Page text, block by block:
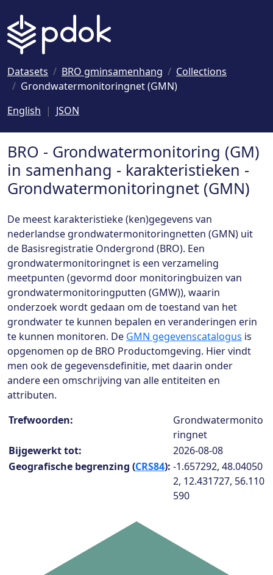
Datasets BRO gminsamenhang
Collections
Grondwatermonitoringnet (GMN)
English
JSON
BRO - Grondwatermonitoring (GM)
in samenhang - karakteristieken -
Grondwatermonitoringnet (GMN)
De meest karakteristieke (ken)gegevens van
nederlandse grondwatermonitoringnetten (GMN) uit
de Basisregistratie Ondergrond (BRO). Een
grondwatermonitoringnet is een verzameling
meetpunten (gevormd door monitoringbuizen van
grondwatermonitoringputten (GMW)), waarin
onderzoek wordt gedaan om de toestand van het
grondwater te kunnen bepalen en veranderingen erin
te kunnen monitoren. De GMN gegevenscatalogus is
opgenomen op de BRO Productomgeving. Hier vindt
men ook de gegevensdefinitie, met daarin onder
andere een omschrijving van alle entiteiten en
attributen.
Collection details
Trefwoorden:
Grondwatermonito
ringnet
Bijgewerkt tot:
2026-08-08
Geografische begrenzing (CRS84): -1.657292, 48.04050
2, 12.431727, 56.110
590